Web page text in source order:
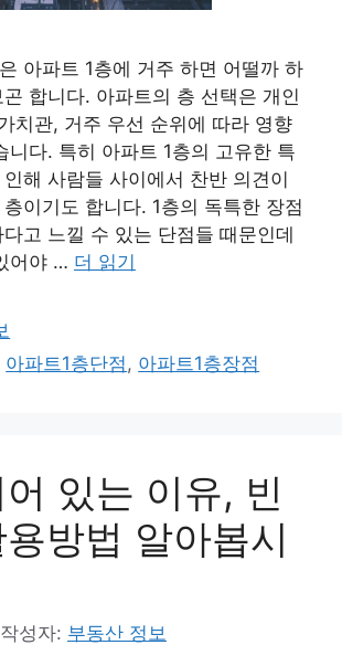
아파트 1층에 거주 하면 어떨까 하
합니다. 아파트의 층 선택은 개인
치관, 거주 우선 순위에 따라 영향
니다. 특히 아파트 1층의 고유한 특
해 사람들 사이에서 찬반 의견이
이기도 합니다. 1층의 독특한 장점
고 느낄 수 있는 단점들 때문인데
어야 … 더 읽기
아파트1층단점 , 아파트1층장점
있는 이유, 빈
방법 알아봅시
작성자: 부동산 정보